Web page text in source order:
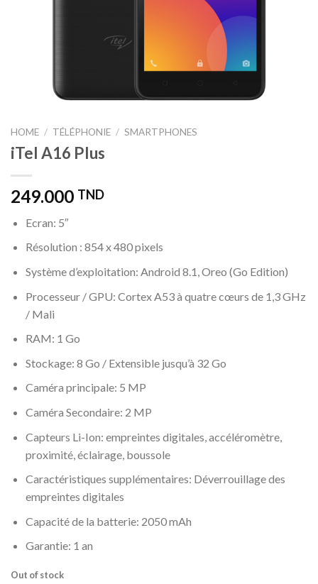
HOME / TÉLÉPHONIE / SMARTPHONES
iTel A16 Plus
249.000 TND
Ecran: 5″
Résolution : 854 x 480 pixels
Système d’exploitation: Android 8.1, Oreo (Go Edition)
Processeur / GPU: Cortex A53 à quatre cœurs de 1,3 GHz
/ Mali
RAM: 1 Go
Stockage: 8 Go / Extensible jusqu’à 32 Go
Caméra principale: 5 MP
Caméra Secondaire: 2 MP
Capteurs Li-Ion: empreintes digitales, accéléromètre,
proximité, éclairage, boussole
Caractéristiques supplémentaires: Déverrouillage des
empreintes digitales
Capacité de la batterie: 2050 mAh
Garantie: 1 an
Out of stock